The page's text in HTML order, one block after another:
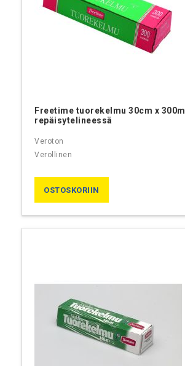
Freetime tuorekelmu 30cm x 300m
repäisytelineessä
OSTOSKORIIN